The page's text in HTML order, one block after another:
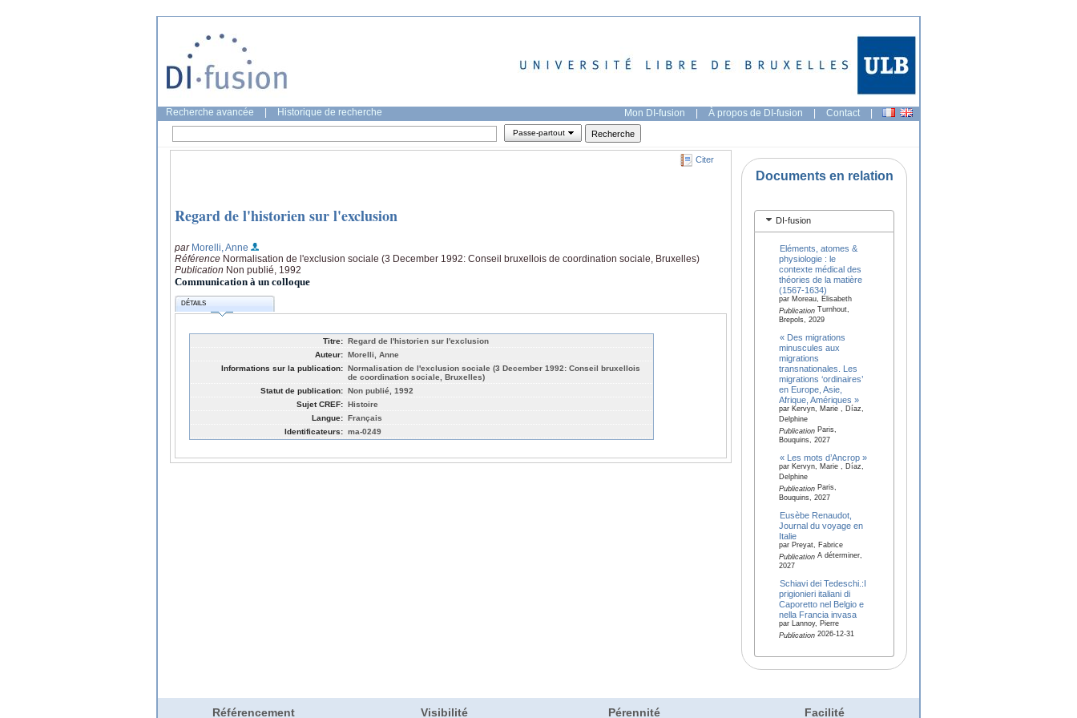
Recherche avancée Historique de recherche Mon DI-fusion | À propos de DI-fusion | Contact |
Passe-partout
Citer
Regard de l'historien sur l'exclusion
par Morelli, Anne
Référence Normalisation de l'exclusion sociale (3 December 1992: Conseil bruxellois de coordination sociale, Bruxelles)
Publication Non publié, 1992
Communication à un colloque
DÉTAILS
Titre: Regard de l'historien sur l'exclusion
Auteur: Morelli, Anne
Informations sur la publication: Normalisation de l'exclusion sociale (3 December 1992: Conseil bruxellois
de coordination sociale, Bruxelles)
Statut de publication: Non publié, 1992
Sujet CREF: Histoire
Langue: Français
Identificateurs: ma-0249
Documents en relation
DI-fusion
Eléments, atomes &
physiologie : le
contexte médical des
théories de la matière
(1567-1634)
par Moreau, Elisabeth
PublicationTurnhout,
Brepols, 2029
« Des migrations
minuscules aux
migrations
transnationales. Les
migrations ‘ordinaires’
en Europe, Asie,
Afrique, Amériques »
par Kervyn, Marie , Díaz,
Delphine
PublicationParis,
Bouquins, 2027
« Les mots d’Ancrop »
par Kervyn, Marie , Díaz,
Delphine
PublicationParis,
Bouquins, 2027
Eusèbe Renaudot,
Journal du voyage en
Italie
par Preyat, Fabrice
PublicationA déterminer,
2027
Schiavi dei Tedeschi.:I
prigionieri italiani di
Caporetto nel Belgio e
nella Francia invasa
par Lannoy, Pierre
Publication2026-12-31
Référencement Visibilité Pérennité Facilité